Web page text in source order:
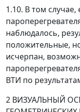
1.10. В том
наблюдалось,
положительные,
исчерпан,
ВТИ по
2 ВИЗУАЛЬНЫЙ